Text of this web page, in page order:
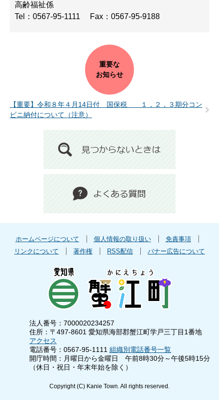
高齢福祉係
Tel：0567-95-1111
Fax：0567-95-9188
重要な
お知らせ
【重要】令和８年４月14日付 国保税 １，２，３期分コン
ビニ納付について（注意）
ホームページについて 個人情報の取り扱い
免責事項
リンクについて
著作権 RSS配信 バナー広告について
法人番号：7000020234257
住所：〒497-8601 愛知県海部郡蟹江町学戸三丁目1番地
アクセス
電話番号：0567-95-1111 組織別電話番号一覧
開庁時間：月曜日から金曜日 午前8時30分～午後5時15分
（休日・祝日・年末年始を除く）
Copyright (C) Kanie Town. All rights reserved.